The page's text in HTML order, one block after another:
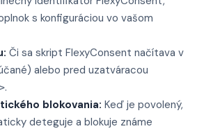
s konfiguráciou vo vašom
Či sa skript FlexyConsent načítava v
alebo pred uzatváracou
.
blokovania: Keď je povolený,
deteguje a blokuje známe